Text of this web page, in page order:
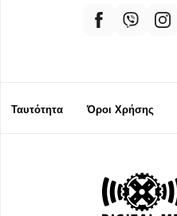
Ταυτότητα Όροι Χρήσης